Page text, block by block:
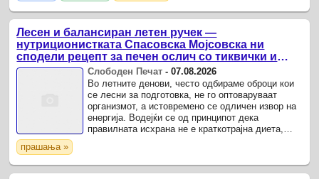
Лесен и балансиран летен ручек —
нутриционистката Спасовска Мојсовска ни
сподели рецепт за печен ослич со тиквички и
киноа
Слободен Печат -07.08.2026
Во летните денови, често одбираме оброци кои
се лесни за подготовка, не го оптоваруваат
организмот, а истовремено се одличен извор на
енергија. Водејќи се од принципот дека
правилната исхрана не е краткотрајна диета,
прашања »